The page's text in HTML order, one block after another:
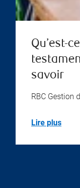
Qu’est-
savoir
RBC Gestion
Lire plus